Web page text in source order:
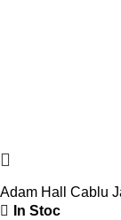
Adam Hall Cablu
In Stoc